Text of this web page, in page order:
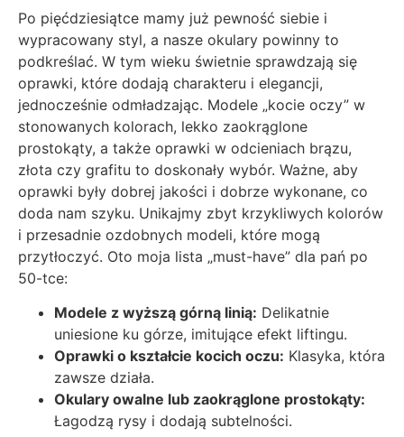
Po pięćdziesiątce mamy już pewność siebie i
wypracowany styl, a nasze okulary powinny to
podkreślać. W tym wieku świetnie sprawdzają się
oprawki, które dodają charakteru i elegancji,
jednocześnie odmładzając. Modele „kocie oczy” w
stonowanych kolorach, lekko zaokrąglone
prostokąty, a także oprawki w odcieniach brązu,
złota czy grafitu to doskonały wybór. Ważne, aby
oprawki były dobrej jakości i dobrze wykonane, co
doda nam szyku. Unikajmy zbyt krzykliwych kolorów
i przesadnie ozdobnych modeli, które mogą
przytłoczyć. Oto moja lista „must-have” dla pań po
50-tce:
Modele z wyższą górną linią: Delikatnie
uniesione ku górze, imitujące efekt liftingu.
Oprawki o kształcie kocich oczu: Klasyka, która
zawsze działa.
Okulary owalne lub zaokrąglone prostokąty:
Łagodzą rysy i dodają subtelności.